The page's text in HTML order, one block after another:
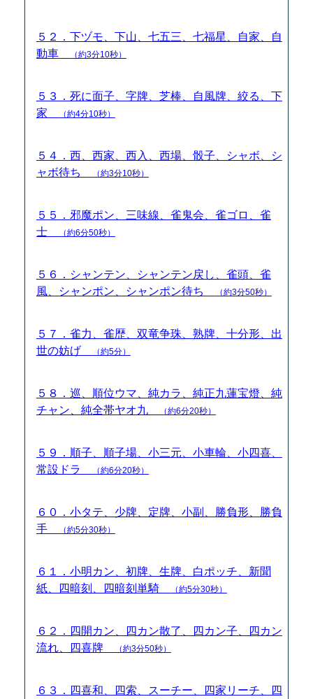
５２．下ヅモ、下山、七五三、七福星、自家、自
動車
（約3分10秒）
５３．死に面子、字牌、芝棒、自風牌、絞る、下
家
（約4分10秒）
５４．西、西家、西入、西場、骰子、シャボ、シ
ャボ待ち
（約3分10秒）
５５．邪魔ポン、三味線、雀鬼会、雀ゴロ、雀
士
（約6分50秒）
５６．シャンテン、シャンテン戻し、雀頭、雀
風、シャンポン、シャンポン待ち
（約3分50秒）
５７．雀力、雀歴、双竜争珠、熟牌、十分形、出
世の妨げ
（約5分）
５８．巡、順位ウマ、純カラ、純正九蓮宝燈、純
チャン、純全帯ヤオ九
（約6分20秒）
５９．順子、順子場、小三元、小車輪、小四喜、
常設ドラ
（約6分20秒）
６０．小タテ、少牌、定牌、小副、勝負形、勝負
手
（約5分30秒）
６１．小明カン、初牌、生牌、白ポッチ、新聞
紙、四暗刻、四暗刻単騎
（約5分30秒）
６２．四開カン、四カン散了、四カン子、四カン
流れ、四喜牌
（約3分50秒）
６３．四喜和、四索、スーチー、四家リーチ、四